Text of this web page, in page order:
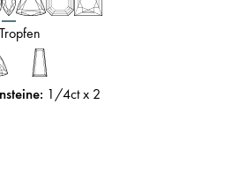
Tropfen
: 1/4ct x 2